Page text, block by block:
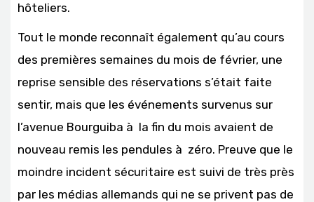
hôteliers.
Tout le monde reconnaît également qu’au cours
des premières semaines du mois de février, une
reprise sensible des réservations s’était faite
sentir, mais que les événements survenus sur
l’avenue Bourguiba à la fin du mois avaient de
nouveau remis les pendules à zéro. Preuve que le
moindre incident sécuritaire est suivi de très près
par les médias allemands qui ne se privent pas de